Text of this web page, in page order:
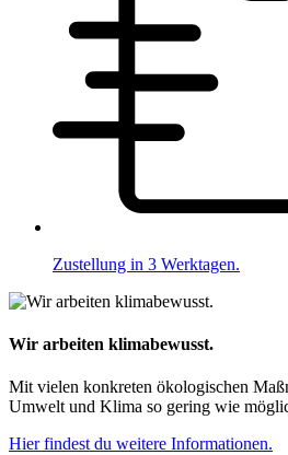
Zustellung in 3 Werktagen.
Wir arbeiten klimabewusst.
Mit vielen konkreten ökologischen
Umwelt und Klima so gering wie
Hier findest du weitere Informationen.